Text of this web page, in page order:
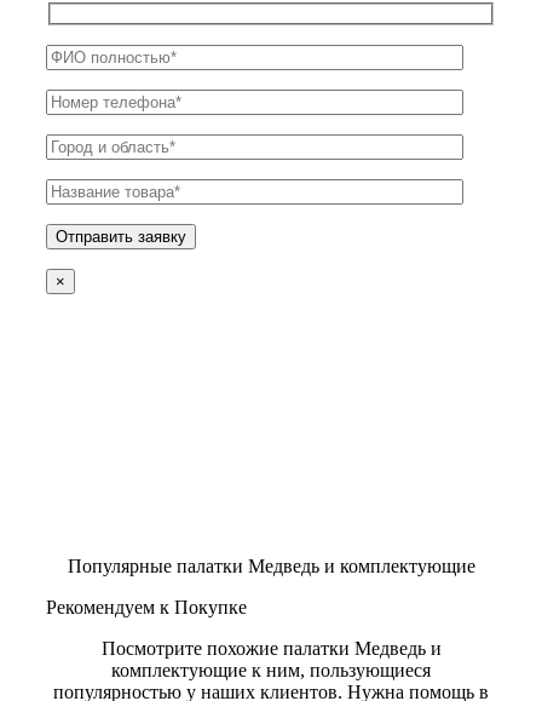
×
Популярные палатки Медведь и комплектующие
Рекомендуем к Покупке
Посмотрите похожие палатки Медведь и
комплектующие к ним, пользующиеся
популярностью у наших клиентов. Нужна помощь в